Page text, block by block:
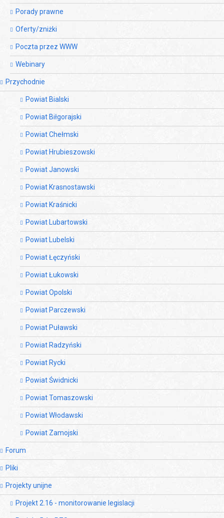
Porady prawne
Oferty/zniżki
Poczta przez WWW
Webinary
Przychodnie
Powiat Bialski
Powiat Biłgorajski
Powiat Chełmski
Powiat Hrubieszowski
Powiat Janowski
Powiat Krasnostawski
Powiat Kraśnicki
Powiat Lubartowski
Powiat Lubelski
Powiat Łęczyński
Powiat Łukowski
Powiat Opolski
Powiat Parczewski
Powiat Puławski
Powiat Radzyński
Powiat Rycki
Powiat Świdnicki
Powiat Tomaszowski
Powiat Włodawski
Powiat Zamojski
Forum
Pliki
Projekty unijne
Projekt 2.16 - monitorowanie legislacji